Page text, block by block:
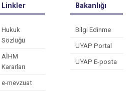
Linkler
Hukuk
Sözlüğü
AİHM
Kararları
e-mevzuat
Bakanlığı
Bilgi Edinme
UYAP Portal
UYAP E-posta